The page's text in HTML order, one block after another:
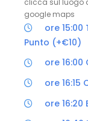
clicca sul luogo
google maps
ore
Punto (+€10)
ore
ore
ore 16:20